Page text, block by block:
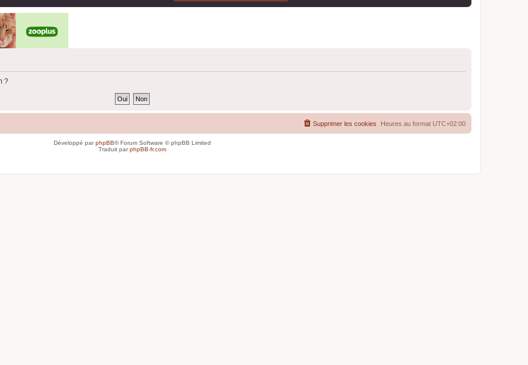
?
Heures au format UTC+02:00
Supprimer les cookies
Développé parphpBB® Forum Software © phpBB Limited
Traduit parphpBB-fr.com